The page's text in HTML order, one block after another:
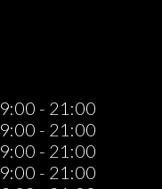
9:00 - 21:00
9:00 - 21:00
9:00 - 21:00
9:00 - 21:00